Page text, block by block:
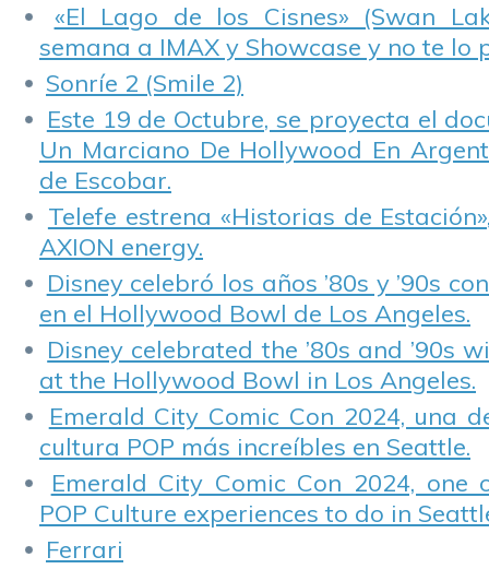
«El Lago de los Cisnes» (Swan
semana a IMAX y Showcase y no te lo
Sonríe 2 (Smile 2)
Este 19 de Octubre, se proyecta el
Un Marciano De Hollywood En
de Escobar.
Telefe estrena «Historias de
AXION energy.
Disney celebró los años ’80s y ’90s
en el Hollywood Bowl de Los Angeles.
Disney celebrated the ’80s and ’90s
at the Hollywood Bowl in Los Angeles.
Emerald City Comic Con 2024, una
cultura POP más increíbles en Seattle.
Emerald City Comic Con 2024,
POP Culture experiences to do in
Ferrari